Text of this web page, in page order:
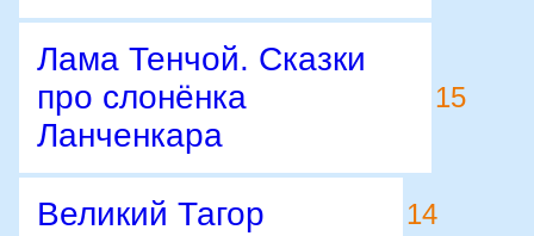
Лама Тенчой. Сказки
про слонёнка
Ланченкара
15
Великий Тагор 14